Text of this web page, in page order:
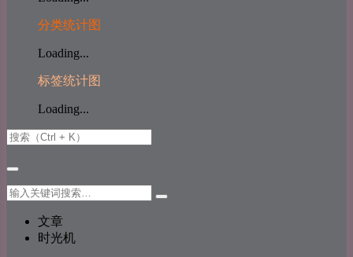
分类统计图
Loading...
标签统计图
Loading...
文章
时光机